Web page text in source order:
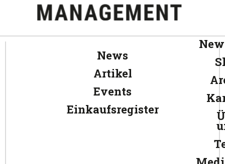
News
Artikel
Events
Einkaufsregister